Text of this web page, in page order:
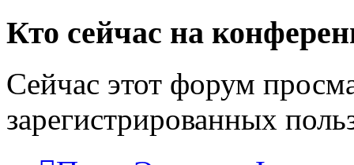
Кто сейчас на
Сейчас этот форум
зарегистрированных